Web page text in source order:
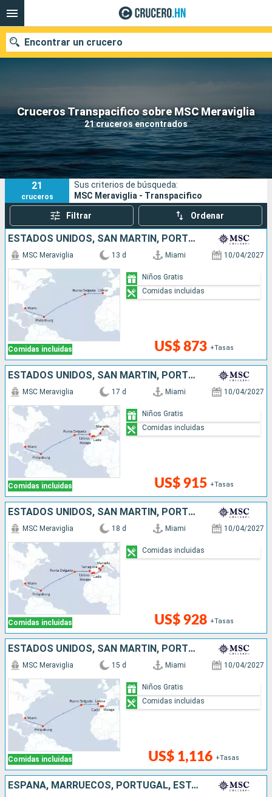
Cruceros Transpacifico sobre MSC Meraviglia
21 cruceros encontrados
Encontrar un crucero
Nuestros destinos
Fecha de salida
Puertos Compañías
Buscar
21
cruceros
Sus criterios de búsqueda:
MSC Meraviglia - Transpacifico
Filtrar Ordenar
ESTADOS UNIDOS, SAN MARTÍN, PORTUGAL
Comidas incluidas
MSC Meraviglia 13 d Miami 10/04/2027
US$ 873 +Tasas
Niños Gratis
Comidas incluidas
ESTADOS UNIDOS, SAN MARTÍN, PORTUGAL, ESPAÑA, FRANCIA
Comidas incluidas
MSC Meraviglia 17 d Miami 10/04/2027
US$ 915 +Tasas
Niños Gratis
Comidas incluidas
ESTADOS UNIDOS, SAN MARTÍN, PORTUGAL, ESPAÑA, FRANCIA
Comidas incluidas
MSC Meraviglia 18 d Miami 10/04/2027
US$ 928 +Tasas
Comidas incluidas
ESTADOS UNIDOS, SAN MARTÍN, PORTUGAL, ESPAÑA
Comidas incluidas
MSC Meraviglia 15 d Miami 10/04/2027
US$ 1,116 +Tasas
Niños Gratis
Comidas incluidas
ESPAÑA, MARRUECOS, PORTUGAL, ESTADOS UNIDOS